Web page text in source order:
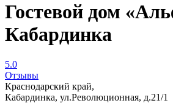
Гостевой дом
Кабардинка
5.0
Отзывы
Краснодарский край,
Кабардинка, ул.Революционная, д.21/1